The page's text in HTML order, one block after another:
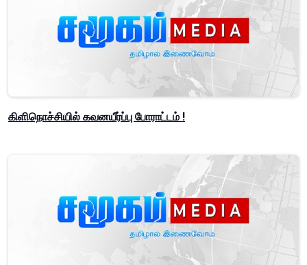
கிளிநொச்சியில் கவனயீர்ப்பு போராட்டம் !